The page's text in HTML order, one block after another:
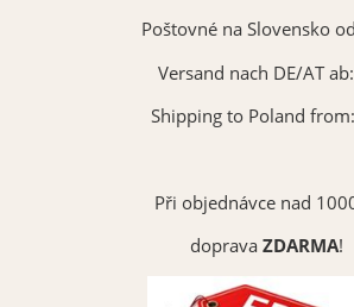
Poštovné na Slovensko
Versand nach DE/AT ab:
Shipping to Poland from:
Při objednávce nad
dopravaZDARMA!